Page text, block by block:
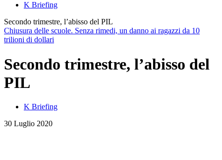
K Briefing
Secondo trimestre, l’abisso del PIL
Chiusura delle scuole. Senza rimedi, un danno ai ragazzi da 10
trilioni di dollari
Secondo trimestre, l’abisso del
PIL
K Briefing
30 Luglio 2020